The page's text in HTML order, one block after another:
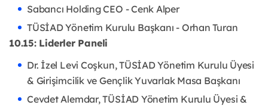
Sabancı Holding CEO - Cenk Alper
TÜSİAD Yönetim Kurulu Başkanı - Orhan Turan
10.15: Liderler Paneli
Dr. İzel Levi Coşkun, TÜSİAD Yönetim Kurulu Üyesi
& Girişimcilik ve Gençlik Yuvarlak Masa Başkanı
Cevdet Alemdar, TÜSİAD Yönetim Kurulu Üyesi &